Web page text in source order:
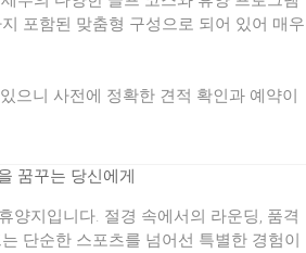
포함된 맞춤형 구성으로 되어 있어 매우
으니 사전에 정확한 견적 확인과 예약이
꿈꾸는 당신에게
양지입니다. 절경 속에서의 라운딩, 품격
단순한 스포츠를 넘어선 특별한 경험이